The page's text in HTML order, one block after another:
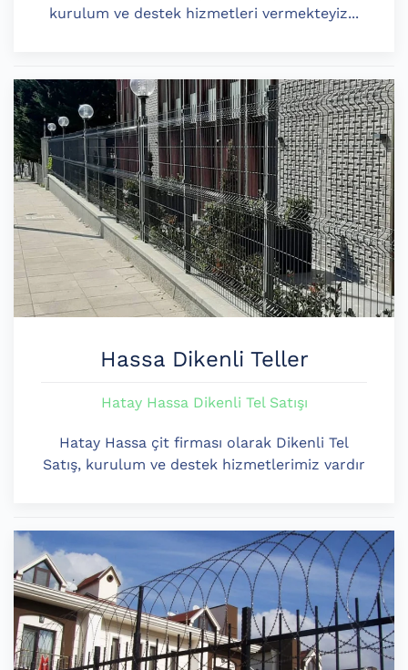
kurulum ve destek hizmetleri vermekteyiz...
Hassa Dikenli Teller
Hatay Hassa Dikenli Tel Satışı
Hatay Hassa çit firması olarak Dikenli Tel
Satış, kurulum ve destek hizmetlerimiz vardır